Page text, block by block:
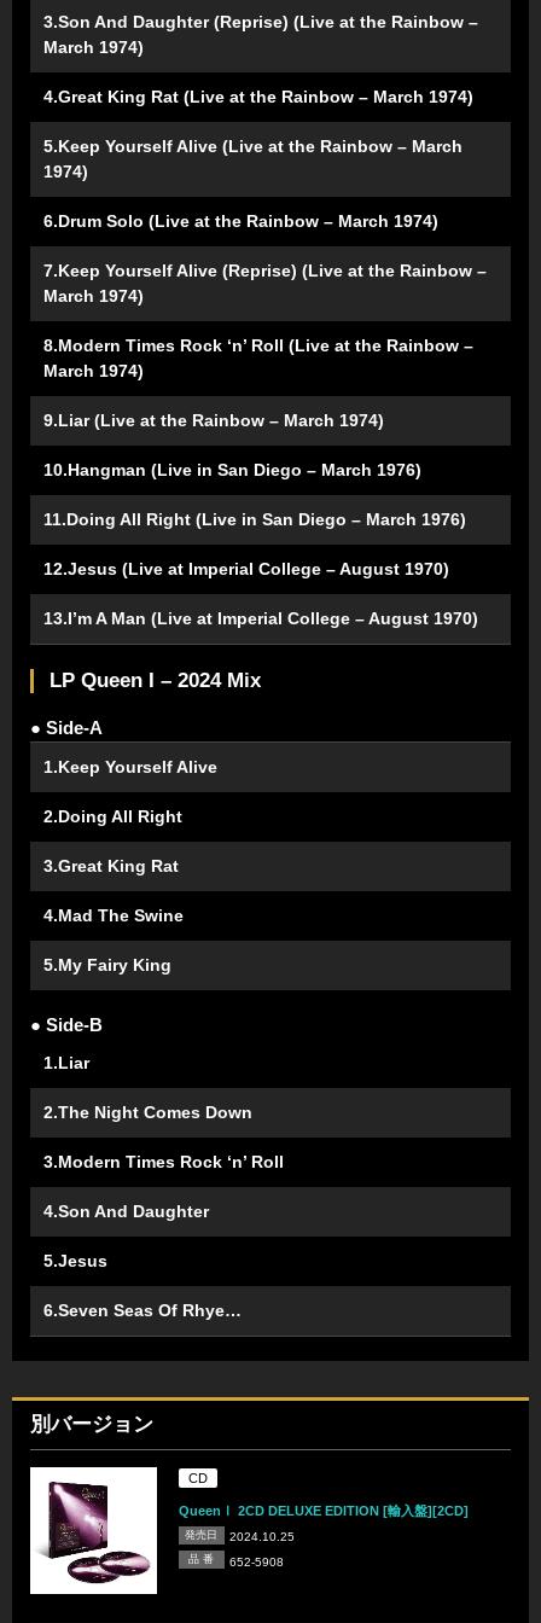
3.Son And Daughter (Reprise) (Live at the Rainbow –
March 1974)
4.Great King Rat (Live at the Rainbow – March 1974)
5.Keep Yourself Alive (Live at the Rainbow – March
1974)
6.Drum Solo (Live at the Rainbow – March 1974)
7.Keep Yourself Alive (Reprise) (Live at the Rainbow –
March 1974)
8.Modern Times Rock ‘n’ Roll (Live at the Rainbow –
March 1974)
9.Liar (Live at the Rainbow – March 1974)
10.Hangman (Live in San Diego – March 1976)
11.Doing All Right (Live in San Diego – March 1976)
12.Jesus (Live at Imperial College – August 1970)
13.I’m A Man (Live at Imperial College – August 1970)
LP Queen I – 2024 Mix
● Side-A
1.Keep Yourself Alive
2.Doing All Right
3.Great King Rat
4.Mad The Swine
5.My Fairy King
● Side-B
1.Liar
2.The Night Comes Down
3.Modern Times Rock ‘n’ Roll
4.Son And Daughter
5.Jesus
6.Seven Seas Of Rhye…
別バージョン
CD
QueenⅠ 2CD DELUXE EDITION [輸入盤][2CD]
発売日 2024.10.25
品 番 652-5908